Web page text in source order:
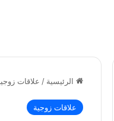
الرئيسية / علاقات
علاقات زوجية